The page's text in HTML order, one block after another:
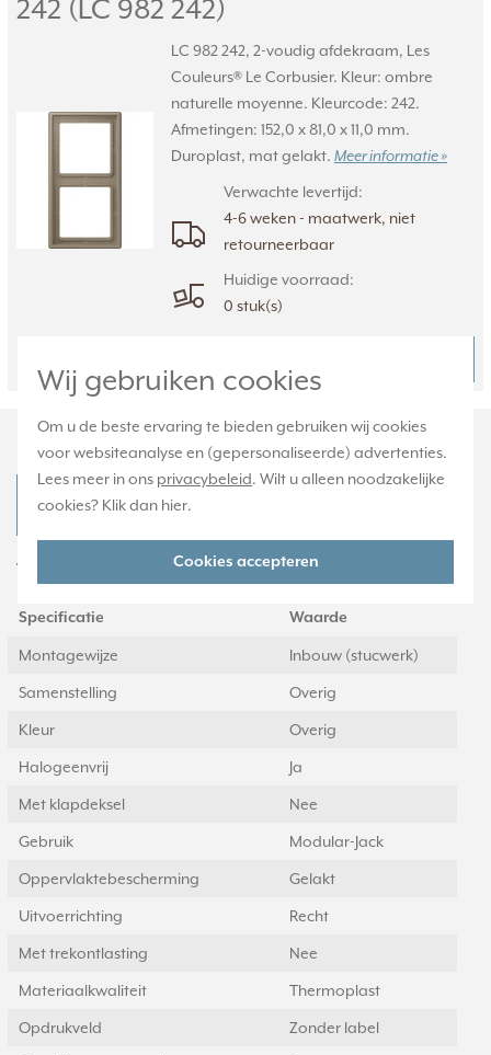
Wij gebruiken cookies
Om u de beste ervaring te bieden gebruiken wij cookies
voor websiteanalyse en (gepersonaliseerde) advertenties.
Lees meer in ons privacybeleid. Wilt u alleen noodzakelijke
cookies? Klik dan hier.
Cookies accepteren
242 (LC 982 242)
LC 982 242, 2-voudig afdekraam, Les
Couleurs® Le Corbusier. Kleur: ombre
naturelle moyenne. Kleurcode: 242.
Afmetingen: 152,0 x 81,0 x 11,0 mm.
Duroplast, mat gelakt. Meer informatie »
Verwachte levertijd:
4-6 weken - maatwerk, niet
retourneerbaar
Huidige voorraad:
0 stuk(s)
Productomschrijving
JUNG LC 1969-2 WE 242 Productdatablad
Technische specificaties
Specificatie Waarde
Montagewijze Inbouw (stucwerk)
Samenstelling Overig
Kleur Overig
Halogeenvrij Ja
Met klapdeksel Nee
Gebruik Modular-Jack
Oppervlaktebescherming Gelakt
Uitvoerrichting Recht
Met trekontlasting Nee
Materiaalkwaliteit Thermoplast
Opdrukveld Zonder label